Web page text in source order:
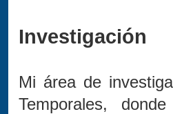
Investigación
Mi área de
Temporales,